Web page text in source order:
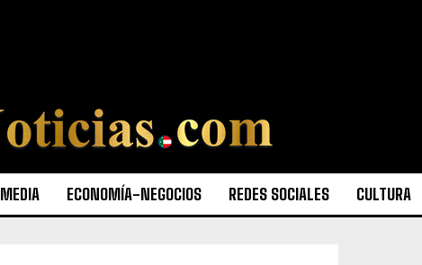
MEDIA ECONOMÍA-NEGOCIOS REDES SOCIALES CULTURA